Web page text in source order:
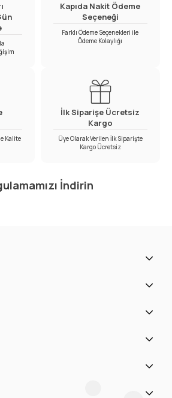
Kapıda Nakit Ödeme
Seçeneği
Farklı Ödeme Seçenekleri ile
Ödeme Kolaylığı
Kalite
İlk Siparişe Ücretsiz
Kargo
Üye Olarak Verilen İlk Siparişte
Kargo Ücretsiz
İndirin